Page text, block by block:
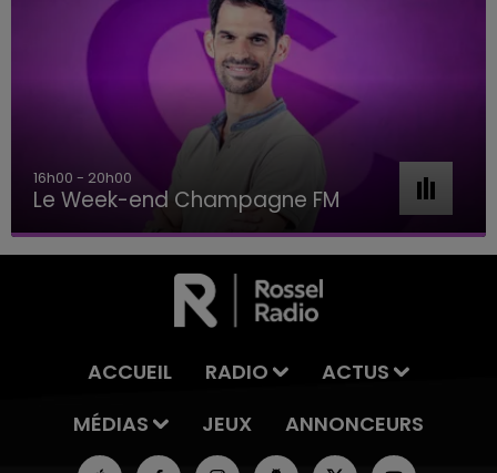
16h00 - 20h00
Le Week-end Champagne FM
ACCUEIL RADIO
ACTUS
MÉDIAS
JEUX ANNONCEURS